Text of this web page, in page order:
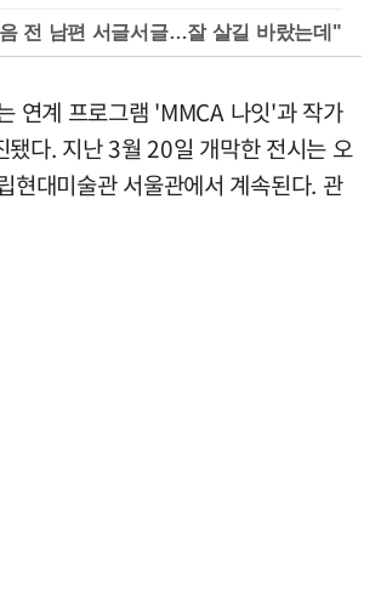
전 남편 서글서글…잘 살길 바랐는데"
연계 프로그램 'MMCA 나잇'과 작가
됐다. 지난 3월 20일 개막한 전시는 오
현대미술관 서울관에서 계속된다. 관